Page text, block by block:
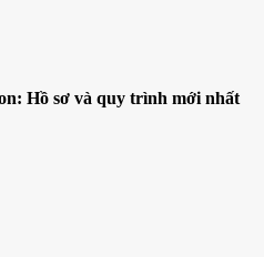
Hồ sơ và quy trình mới nhất